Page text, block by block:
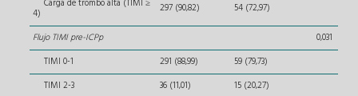
Carga de trombo alta (TIMI ≥
4) 297 (90,82) 54 (72,97)
Flujo TIMI pre-ICPp
0,031
TIMI 0-1
291 (88,99)
59 (79,73)
TIMI 2-3
36 (11,01)
15 (20,27)